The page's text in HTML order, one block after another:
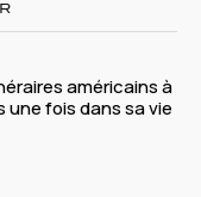
américains à
une fois dans sa vie